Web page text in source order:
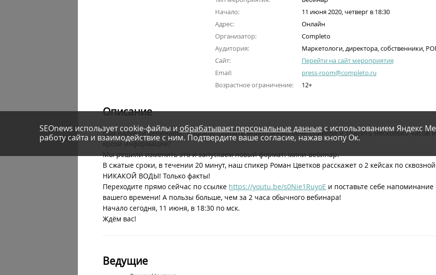
Начало:
11 июня 2020, четверг в 18:30
Адрес:
Онлайн
Организатор:
Completo
Аудитория:
Маркетологи, директора, собственники,
Сайт:
Перейти на сайт мероприятия
Email:
press-room@completo.ru
Возрастное ограничение:
12+
Описание
Вам надоели вебинары? Надоело слушать монотонную речь спикера и тратить несколько часов
крохи информации?
Мы решили изменить это и запускаем новый формат: мини-вебинар.
В сжатые сроки, в течении 20 минут, наш спикер Роман Цветков расскажет о 2 кейсах по
НИКАКОЙ ВОДЫ! Только факты!
Переходите прямо сейчас по ссылке https://youtu.be/s0Nie1RuyoE и поставьте себе
вашего времени! А пользы больше, чем за 2 часа обычного вебинара!
Начало сегодня, 11 июня, в 18:30 по мск.
Ждём вас!
Ведущие
SEOnews использует cookie-файлы и обрабатывает персональные данныес использованием Яндекс
работу сайта и взаимодействие с ним. Подтвердите ваше согласие, нажав кнопу Ок.